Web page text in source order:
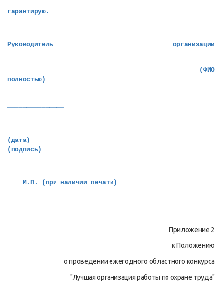
гарантирую.
Руководитель организации
(ФИО
полностью)
(дата)
(подпись)
М.П. (при наличии печати)
Приложение 2
к Положению
о проведении ежегодного областного конкурса
"Лучшая организация работы по охране труда"